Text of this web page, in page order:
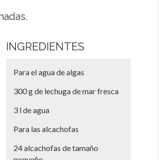
INGREDIENTES
Para el agua de algas
300 g de lechuga de mar fresca
3 l de agua
Para las alcachofas
24 alcachofas de tamaño